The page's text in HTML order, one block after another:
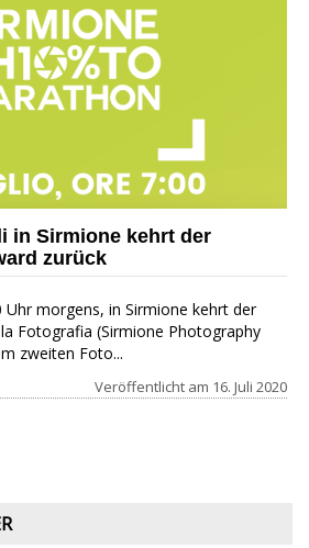
in Sirmione kehrt der
zurück
Uhr morgens, in Sirmione kehrt der
Fotografia (Sirmione Photography
zweiten Foto...
Veröffentlicht am 16. Juli 2020